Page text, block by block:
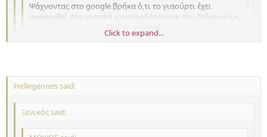
Ψάχνοντας στο google βρήκα ό,τι το γιαούρτι έχει
αναφερθεί στα γραπτά του Ηροδότου και του Γαληνού ως
Click to expand...
Πουθενά. Δεν υπάρχει τέτοια λέξη.
κανένα λεξικό. Ούτε τα σύγχρονα λεξικά την γνωρίζουν, σαν πηγή
της σύγχρονης, ούτε και τα λεξικά αρχαίων την γνωρίζουν, όπως
το Liddell-Scott. Ούτε φυσικά στο TLG υπάρχει, που περιέχει όλα
Click to expand...
Hellegennes said:
Ξενικός said: